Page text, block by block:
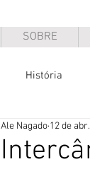
SOBRE
História
Ale Nagado 12 de